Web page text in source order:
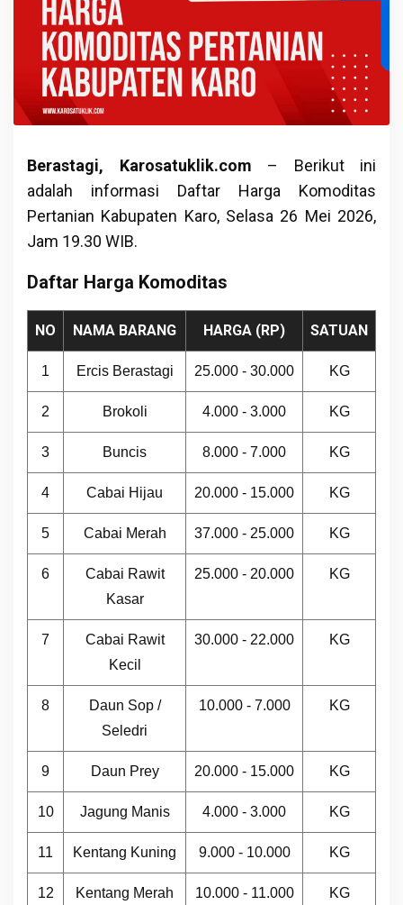
Berastagi, Karosatuklik.com – Berikut ini
adalah informasi Daftar Harga Komoditas
Pertanian Kabupaten Karo, Selasa 26 Mei 2026,
Jam 19.30 WIB.
Daftar Harga Komoditas
NO NAMA BARANG HARGA (RP) SATUAN
1 Ercis Berastagi 25.000 - 30.000 KG
2 Brokoli 4.000 - 3.000 KG
3 Buncis 8.000 - 7.000 KG
4 Cabai Hijau 20.000 - 15.000 KG
5 Cabai Merah 37.000 - 25.000 KG
6
Cabai Rawit
Kasar
25.000 - 20.000 KG
7
Cabai Rawit
Kecil
30.000 - 22.000 KG
8
Daun Sop /
Seledri
10.000 - 7.000 KG
9 Daun Prey 20.000 - 15.000 KG
10 Jagung Manis 4.000 - 3.000 KG
11 Kentang Kuning 9.000 - 10.000 KG
12 Kentang Merah 10.000 - 11.000 KG